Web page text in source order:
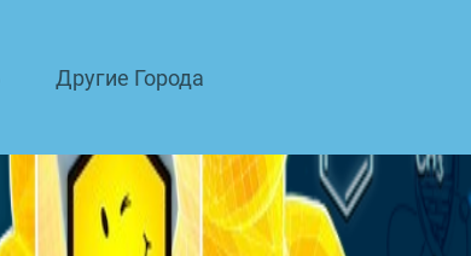
Другие Города